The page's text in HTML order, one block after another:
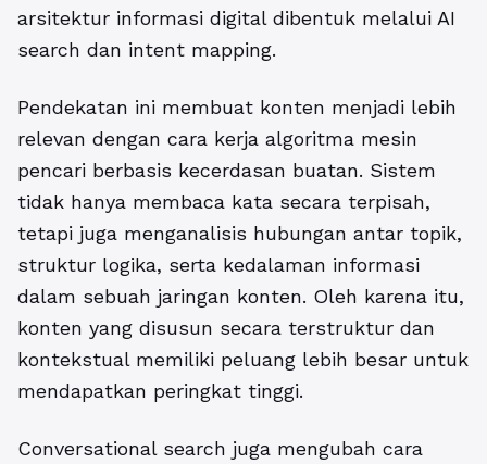
arsitektur informasi digital dibentuk melalui AI
search dan intent mapping.
Pendekatan ini membuat konten menjadi lebih
relevan dengan cara kerja algoritma mesin
pencari berbasis kecerdasan buatan. Sistem
tidak hanya membaca kata secara terpisah,
tetapi juga menganalisis hubungan antar topik,
struktur logika, serta kedalaman informasi
dalam sebuah jaringan konten. Oleh karena itu,
konten yang disusun secara terstruktur dan
kontekstual memiliki peluang lebih besar untuk
mendapatkan peringkat tinggi.
Conversational search juga mengubah cara